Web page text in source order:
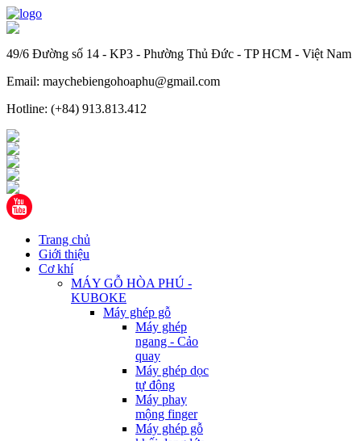
49/6 Đường số 14 - KP3 - Phường Thủ Đức - TP HCM - Việt Nam
Email: maychebiengohoaphu@gmail.com
Hotline: (+84) 913.813.412
Trang chủ
Giới thiệu
Cơ khí
MÁY GỖ HÒA PHÚ -
KUBOKE
Máy ghép gỗ
Máy ghép
ngang - Cảo
quay
Máy ghép dọc
tự động
Máy phay
mộng finger
Máy ghép gỗ